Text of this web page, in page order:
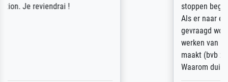
stoppen begint het weer van voor af aan).
werken van andere wat het onoverzichtelijk
maakt (bvb zoek Ros = ook Rops, Rose etc).